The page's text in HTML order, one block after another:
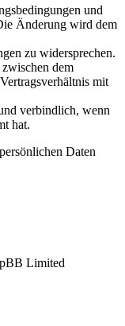
und
Änderung wird dem
zu widersprechen.
dem
mit
verbindlich, wenn
hat.
Daten
Limited